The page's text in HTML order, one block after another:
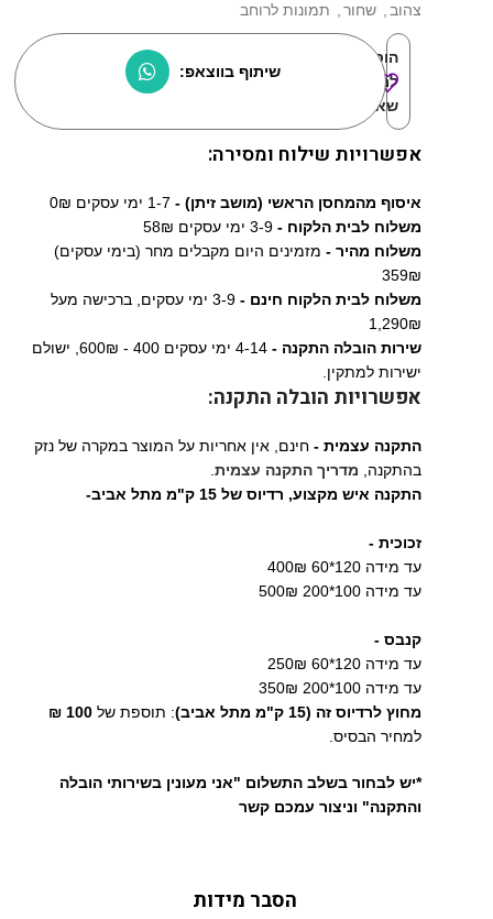
צהוב
שחור תמונות לרוחב
הוסף
למוצרים
שאהבתי:
שיתוף בווצאפ:
אפשרויות שילוח ומסירה:
איסוף מהמחסן הראשי (מושב זיתן) -
משלוח לבית הלקוח - 3-9 ימי עסקים 58₪
משלוח מהיר - מזמינים היום מקבלים מחר (בימי עסקים)
359₪
משלוח לבית הלקוח חינם -
3-9 ימי עסקים, ברכישה מעל
1,290₪
שירות הובלה התקנה -
4-14 ימי עסקים 400 - 600₪, ישולם
ישירות למתקין.
אפשרויות הובלה התקנה:
התקנה עצמית - חינם, אין אחריות על המוצר במקרה של נזק
בהתקנה, מדריך התקנה עצמית
התקנה איש מקצוע, רדיוס של 15 ק"מ מתל אביב-
זכוכית -
עד מידה 120*60 400₪
עד מידה 100*200 500₪
קנבס -
עד מידה 120*60 250₪
עד מידה 100*200 350₪
מחוץ לרדיוס זה (15 ק"מ מתל אביב)
: תוספת של 100 ₪
למחיר הבסיס.
*יש לבחור בשלב התשלום "אני מעונין בשירותי הובלה
והתקנה" וניצור עמכם קשר
הסבר מידות